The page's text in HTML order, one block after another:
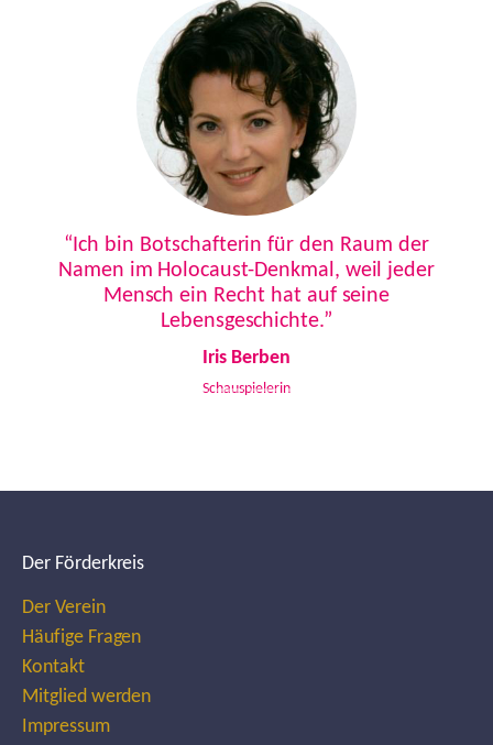
“Ich bin Botschafterin für den Raum der
Namen im Holocaust-Denkmal, weil jeder
Mensch ein Recht hat auf seine
Lebensgeschichte.”
Iris Berben
Schauspielerin
Der Förderkreis
Der Verein
Häufige Fragen
Kontakt
Mitglied werden
Impressum